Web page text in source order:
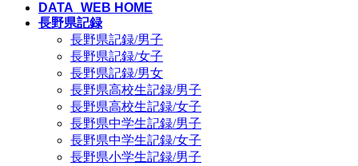
DATA_WEB HOME
長野県記録
長野県記録/男子
長野県記録/女子
長野県記録/男女
長野県高校生記録/男子
長野県高校生記録/女子
長野県中学生記録/男子
長野県中学生記録/女子
長野県小学生記録/男子